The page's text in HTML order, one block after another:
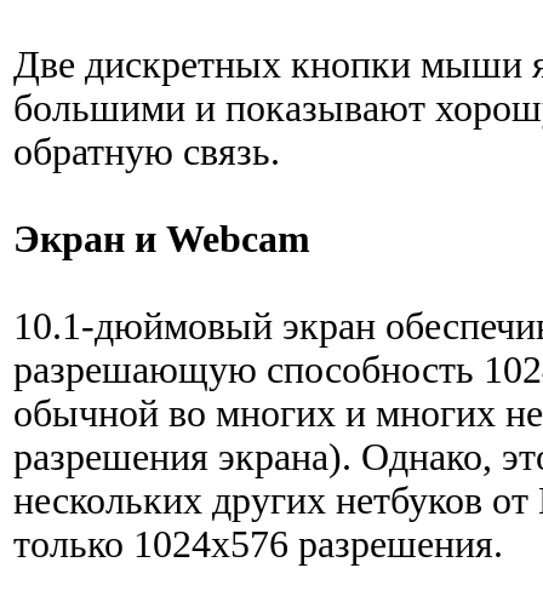
Две дискретных кнопки мыши
большими и показывают
обратную связь.
Экран и Webcam
10.1-дюймовый экран
разрешающую способность
обычной во многих и многих
разрешения экрана). Однако,
нескольких других нетбуков
только 1024x576 разрешения.